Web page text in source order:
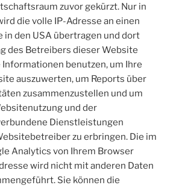
zuvor gekürzt. Nur in
die volle IP-Adresse an einen
in den USA übertragen und dort
des Betreibers dieser Website
benutzen, um Ihre
auszuwerten, um Reports über
zusammenzustellen und um
und der
Dienstleistungen
zu erbringen. Die im
Analytics von Ihrem Browser
wird nicht mit anderen Daten
Sie können die